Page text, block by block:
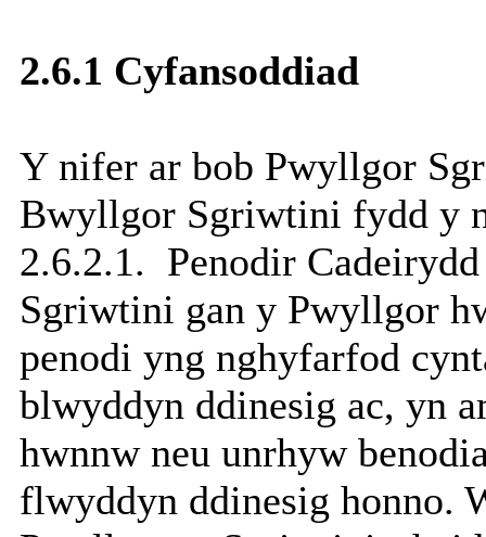
2.6.1 Cyfansoddiad
Y nifer ar bob Pwyllgor
Bwyllgor Sgriwtini fydd y
2.6.2.1. Penodir
Sgriwtini gan y Pwyllgor
penodi yng nghyfarfod
blwyddyn ddinesig ac, yn
hwnnw neu unrhyw
flwyddyn ddinesig honno.